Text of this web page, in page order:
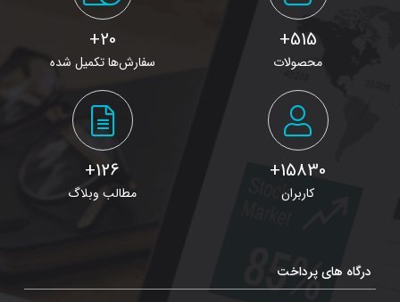
515+
محصولات
20+
سفارش‌ها تکمیل شده
15830+
کاربران
126+
مطالب وبلاگ
درگاه های پرداخت